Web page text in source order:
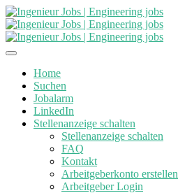
Home
Suchen
Jobalarm
LinkedIn
Stellenanzeige schalten
Stellenanzeige schalten
FAQ
Kontakt
Arbeitgeberkonto erstellen
Arbeitgeber Login